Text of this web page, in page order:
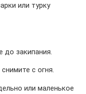
или турку
до закипания.
с огня.
или маленькое